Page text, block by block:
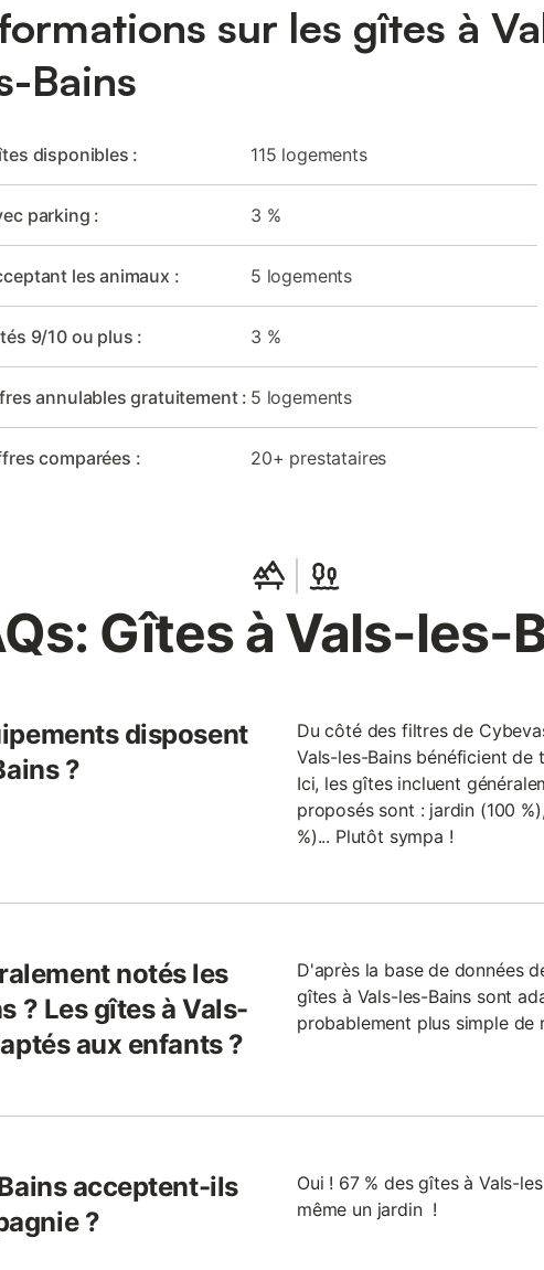
sur les gîtes à
Bains
disponibles : 115 logements
parking : 3 %
les animaux : 5 logements
9/10 ou plus : 3 %
annulables gratuitement : 5 logements
comparées : 20+ prestataires
Gîtes à Vals-les-
disposent
?
Du côté des filtres de
Vals-les-Bains bénéficient de
Ici, les gîtes incluent
proposés sont : jardin (100
%)... Plutôt sympa !
notés les
? Les gîtes à Vals-
aux enfants ?
D'après la base de données
gîtes à Vals-les-Bains sont
probablement plus simple de
acceptent-ils
?
Oui ! 67 % des gîtes à Vals-
même un jardin !